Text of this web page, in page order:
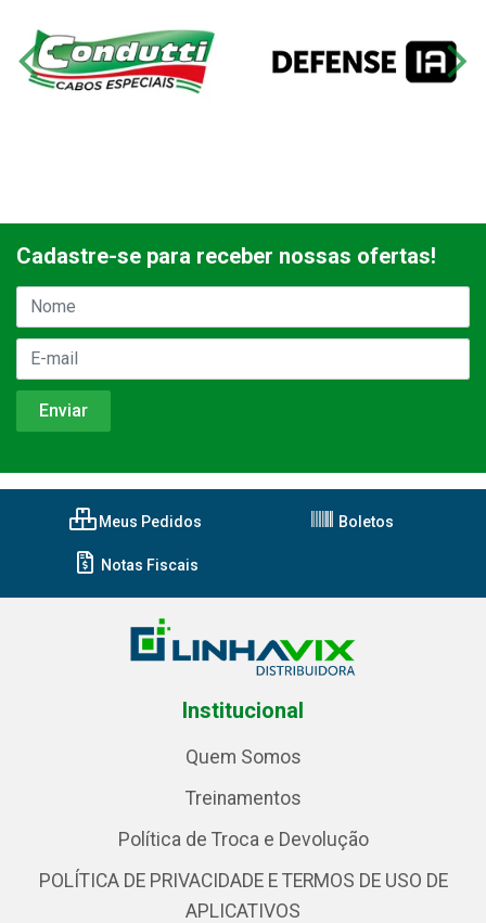
Cadastre-se para receber nossas ofertas!
Meus Pedidos Boletos
Notas Fiscais
Institucional
Quem Somos
Treinamentos
Política de Troca e Devolução
POLÍTICA DE PRIVACIDADE E TERMOS DE USO DE
APLICATIVOS